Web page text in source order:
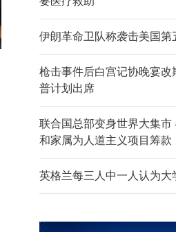
伊朗革命卫队称袭击美国第
枪击事件后白宫记协晚宴改
普计划出席
联合国总部变身世界大集市
和家属为人道主义项目筹款
英格兰每三人中一人认为大